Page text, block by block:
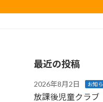
最近の投稿
2026年8月2日 お知
放課後児童クラブ